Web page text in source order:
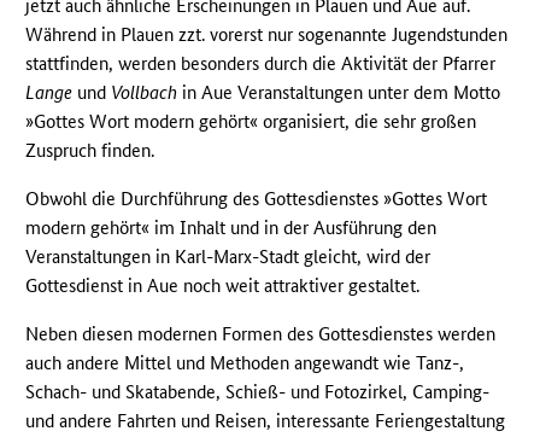
jetzt auch ähnliche Erscheinungen in Plauen und Aue auf.
Während in Plauen zzt. vorerst nur sogenannte Jugendstunden
stattfinden, werden besonders durch die Aktivität der Pfarrer
Lange und Vollbach in Aue Veranstaltungen unter dem Motto
»Gottes Wort modern gehört« organisiert, die sehr großen
Zuspruch finden.
Obwohl die Durchführung des Gottesdienstes »Gottes Wort
modern gehört« im Inhalt und in der Ausführung den
Veranstaltungen in Karl-Marx-Stadt gleicht, wird der
Gottesdienst in Aue noch weit attraktiver gestaltet.
Neben diesen modernen Formen des Gottesdienstes werden
auch andere Mittel und Methoden angewandt wie Tanz-,
Schach- und Skatabende, Schieß- und Fotozirkel, Camping-
und andere Fahrten und Reisen, interessante Feriengestaltung